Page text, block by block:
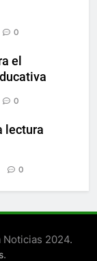
0
el
0
lectura
0
Noticias 2024.
.